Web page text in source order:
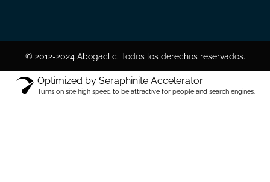
© 2012-2024 Abogaclic. Todos los derechos reservados.
Optimized by Seraphinite Accelerator
Turns on site high speed to be attractive for people and search engines.